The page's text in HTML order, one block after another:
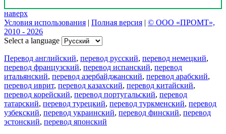
наверх
Условия использования | Полная версия | © ООО «ПРОМТ»,
2010 - 2026
Select a language
Перевод английский, перевод русский, перевод немецкий,
перевод французский, перевод испанский, перевод
итальянский, перевод азербайджанский, перевод арабский,
перевод иврит, перевод казахский, перевод китайский,
перевод корейский, перевод португальский, перевод
татарский, перевод турецкий, перевод туркменский, перевод
узбекский, перевод украинский, перевод финский, перевод
эстонский, перевод японский